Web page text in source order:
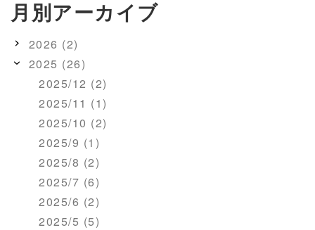
月別アーカイブ
2026 (2)
2025 (26)
2025/12 (2)
2025/11 (1)
2025/10 (2)
2025/9 (1)
2025/8 (2)
2025/7 (6)
2025/6 (2)
2025/5 (5)